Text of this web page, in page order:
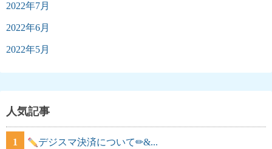
2022年7月
2022年6月
2022年5月
人気記事
1 デジスマ決済について✏&...